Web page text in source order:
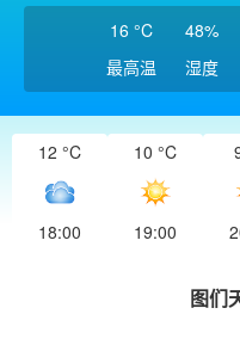
16 °C
最高温
48%
湿度
12 °C
18:00
10 °C
19:00
图们